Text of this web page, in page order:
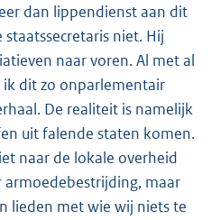
dan lippendienst aan dit
niet. Hij
naar voren. Al met al
dit zo onparlementair
De realiteit is namelijk
uit falende staten komen.
naar de lokale overheid
armoedebestrijding, maar
lieden met wie wij niets te